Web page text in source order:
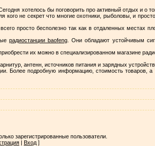
хотелось бы поговорить про активный отдых и о
не секрет что многие охотники, рыболовы, и
просто бесполезно так как в отдаленных местах
радиостанции baofeng . Они обладают устойчивым
их можно в специализированном магазине
антенн, источников питания и зарядных устройств.
Более подробную информацию, стоимость товаров,
зарегистрированные пользователи.
| Вход]